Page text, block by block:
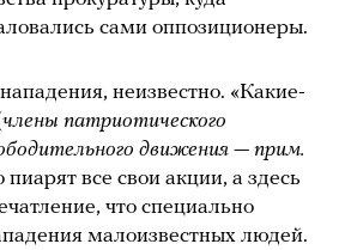
сами оппозиционеры.
неизвестно. «Какие-
члены патриотического
движения — прим.
пиарят все свои акции, а здесь
что специально
малоизвестных людей.